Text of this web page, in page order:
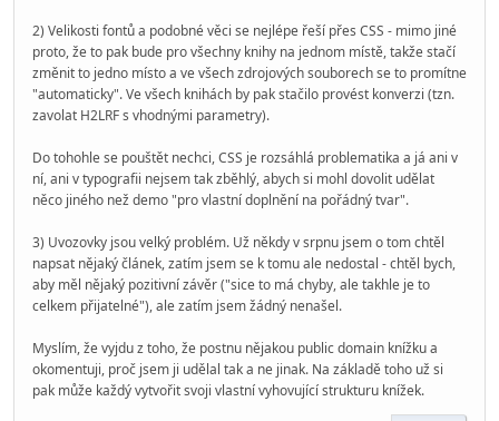
2) Velikosti fontů a podobné věci se nejlépe řeší přes CSS - mimo jiné
proto, že to pak bude pro všechny knihy na jednom místě, takže stačí
změnit to jedno místo a ve všech zdrojových souborech se to promítne
"automaticky". Ve všech knihách by pak stačilo provést konverzi (tzn.
zavolat H2LRF s vhodnými parametry).
Do tohohle se pouštět nechci, CSS je rozsáhlá problematika a já ani v
ní, ani v typografii nejsem tak zběhlý, abych si mohl dovolit udělat
něco jiného než demo "pro vlastní doplnění na pořádný tvar".
3) Uvozovky jsou velký problém. Už někdy v srpnu jsem o tom chtěl
napsat nějaký článek, zatím jsem se k tomu ale nedostal - chtěl bych,
aby měl nějaký pozitivní závěr ("sice to má chyby, ale takhle je to
celkem přijatelné"), ale zatím jsem žádný nenašel.
Myslím, že vyjdu z toho, že postnu nějakou public domain knížku a
okomentuji, proč jsem ji udělal tak a ne jinak. Na základě toho už si
pak může každý vytvořit svoji vlastní vyhovující strukturu knížek.